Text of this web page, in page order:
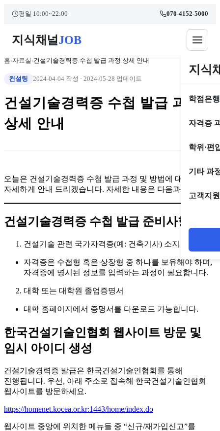
너
기
평일 10:00~22:00 070-4152-5000
지식채널 JOB
지식
학점은
자격증
학위·편
기타 과
고객지원
홈›자료실 ›건설기술경력증 수첩 발급 과정 상세 안내
컨설팅 2024-04-04 작성 · 2024-05-28 업데이트
건설기술경력증 수첩 발급 과정
상세 안내
오늘은 건설기술경력증 수첩 발급 과정 및 방법에 대해서
자세하게 안내 드리겠습니다. 자세한 내용은 다음과 같습니다.
건설기술경력증 수첩 발급 준비사항 안내
건설기술 관련 국가자격증(예: 건축기사) 소지
자격증은 수첩형 혹은 상장형 중 하나를 보유해야 하며,
자격증에 명시된 정보를 입력하는 과정이 필요합니다.
대학 또는 대학원 졸업증명서
대학 홈페이지에서 증명서를 다운로드 가능합니다.
한국건설기술인협회 웹사이트 방문 및
임시 아이디 생성
건설기술경력증 발급은 한국건설기술인협회를 통해
진행됩니다. 우선, 아래 주소로 접속해 한국건설기술인협회
웹사이트를 방문하세요.
https://homenet.kocea.or.kr:1443/home/index.do
웹사이트 중앙에 위치한 메뉴들 중 “신규/재가입신고”를